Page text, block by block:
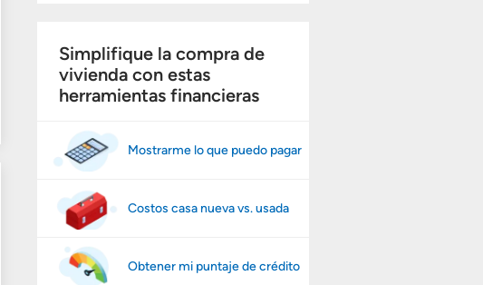
Simplifique la compra de
vivienda con estas
herramientas financieras
Mostrarme lo que puedo pagar
Costos casa nueva vs. usada
Obtener mi puntaje de crédito